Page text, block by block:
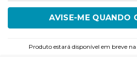
ENVIAR
Produto estará disponível em breve na